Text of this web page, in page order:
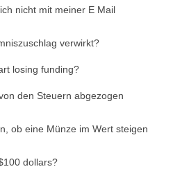
nicht mit meiner E Mail
verwirkt?
losing funding?
den Steuern abgezogen
ob eine Münze im Wert steigen
dollars?